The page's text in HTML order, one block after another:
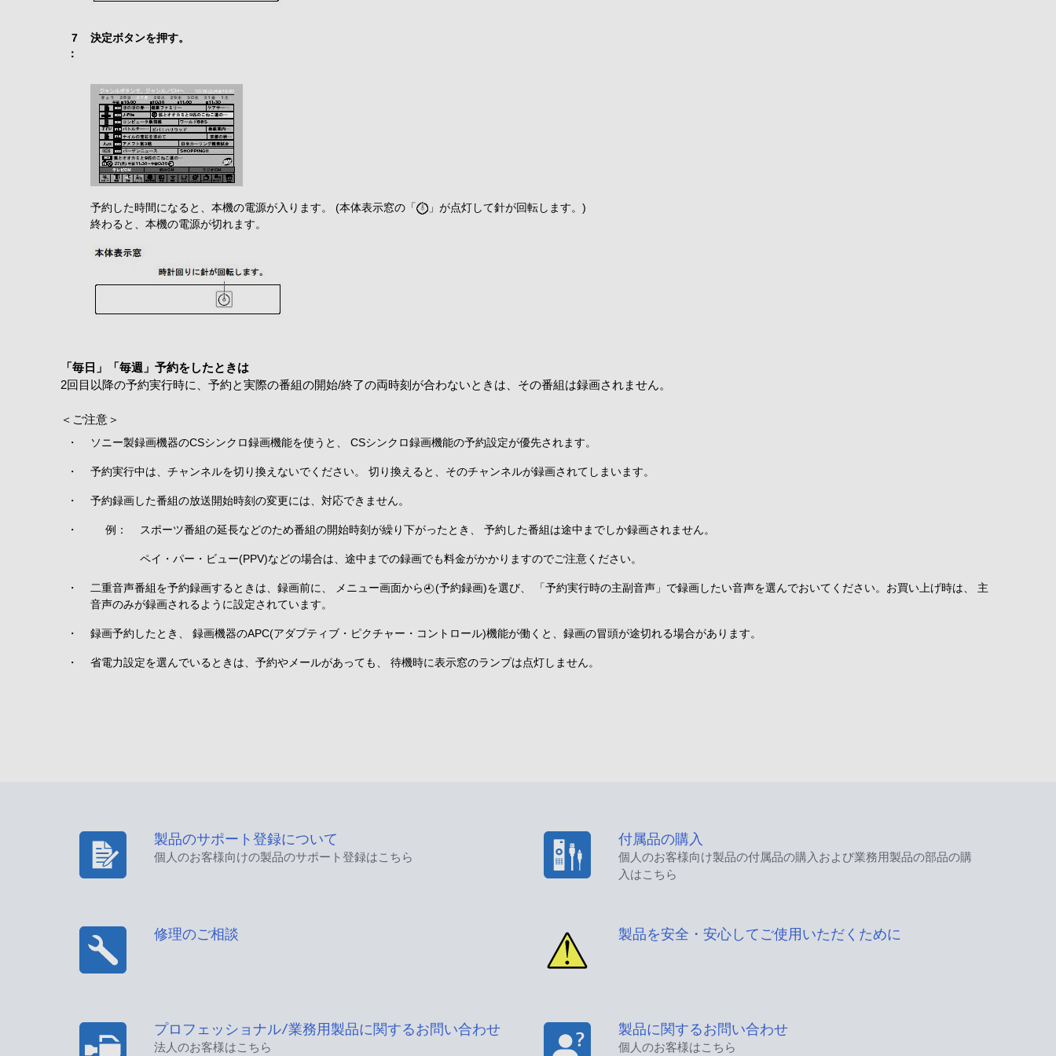
7
：
決定ボタンを押す。
予約した時間になると、本機の電源が入ります。 (本体表示窓の「
」が点灯して針が回転します。)
終わると、本機の電源が切れます。
「毎日」「毎週」予約をしたときは
2回目以降の予約実行時に、予約と実際の番組の開始/終了の両時刻が合わないときは、その番組は録画されません。
＜ご注意＞
・ ソニー製録画機器のCSシンクロ録画機能を使うと、 CSシンクロ録画機能の予約設定が優先されます。
・ 予約実行中は、チャンネルを切り換えないでください。 切り換えると、そのチャンネルが録画されてしまいます。
・ 予約録画した番組の放送開始時刻の変更には、対応できません。
・ 例： スポーツ番組の延長などのため番組の開始時刻が繰り下がったとき、 予約した番組は途中までしか録画されません。
ペイ・パー・ビュー(PPV)などの場合は、途中までの録画でも料金がかかりますのでご注意ください。
・ 二重音声番組を予約録画するときは、録画前に、 メニュー画面から
(予約録画)を選び、 「予約実行時の主副音声」で録画したい音声を選んでおいてください。お買い上げ時は、 主
音声のみが録画されるように設定されています。
・ 録画予約したとき、 録画機器のAPC(アダプティブ・ピクチャー・コントロール)機能が働くと、録画の冒頭が途切れる場合があります。
・ 省電力設定を選んでいるときは、予約やメールがあっても、 待機時に表示窓のランプは点灯しません。
製品のサポート登録について
個人のお客様向けの製品のサポート登録はこちら
付属品の購入
個人のお客様向け製品の付属品の購入および業務用製品の部品の購
入はこちら
修理のご相談 製品を安全・安心してご使用いただくために
プロフェッショナル/業務用製品に関するお問い合わせ
法人のお客様はこちら
製品に関するお問い合わせ
個人のお客様はこちら